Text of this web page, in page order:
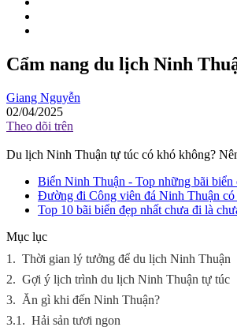
Cẩm nang du lịch Ninh
Giang Nguyễn
02/04/2025
Theo dõi trên
Du lịch Ninh Thuận tự túc có khó không?
Biển Ninh Thuận - Top những bãi biển
Đường đi Công viên đá Ninh Thuận có
Top 10 bãi biển đẹp nhất chưa đi là
Mục lục
1. Thời gian lý tưởng để du lịch Ninh Thuận
2. Gợi ý lịch trình du lịch Ninh Thuận tự túc
3. Ăn gì khi đến Ninh Thuận?
3.1. Hải sản tươi ngon